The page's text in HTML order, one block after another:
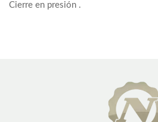
Cierre en presión .